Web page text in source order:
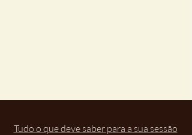
Tudo o que deve saber para a sua sessão